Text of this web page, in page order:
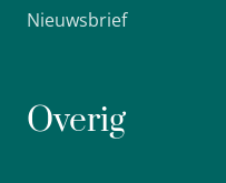
Nieuwsbrief
Overig